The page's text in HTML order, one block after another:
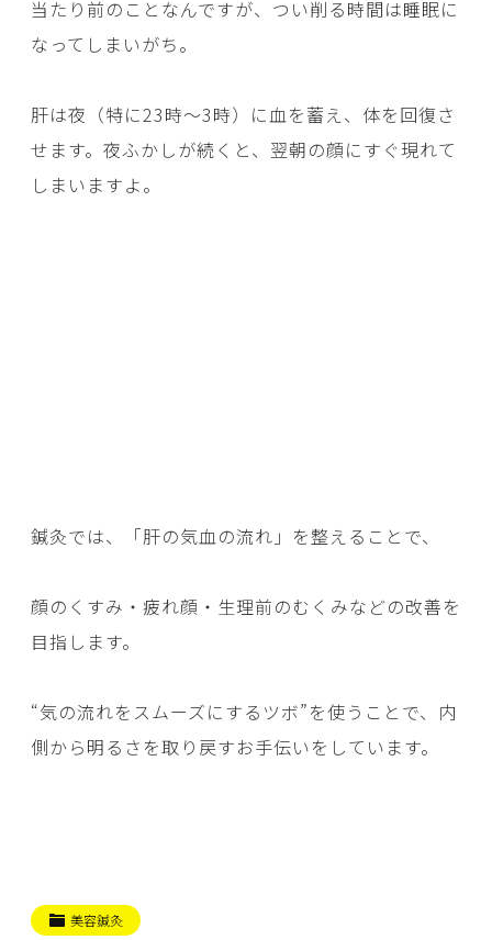
当たり前のことなんですが、つい削る時間は睡眠に
なってしまいがち。
肝は夜（特に23時〜3時）に血を蓄え、体を回復さ
せます。夜ふかしが続くと、翌朝の顔にすぐ現れて
しまいますよ。
鍼灸では、「肝の気血の流れ」を整えることで、
顔のくすみ・疲れ顔・生理前のむくみなどの改善を
目指します。
“気の流れをスムーズにするツボ”を使うことで、内
側から明るさを取り戻すお手伝いをしています。
美容鍼灸